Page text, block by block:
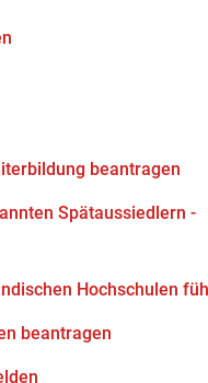
beantragen
Spätaussiedlern -
Hochschulen
beantragen